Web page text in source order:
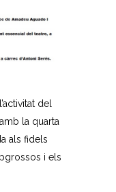
del
la quarta
als fidels
i els